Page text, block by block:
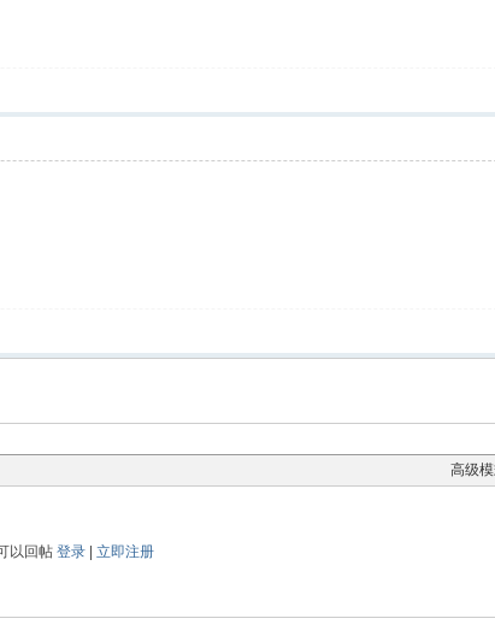
高级
以回帖 登录| 立即注册